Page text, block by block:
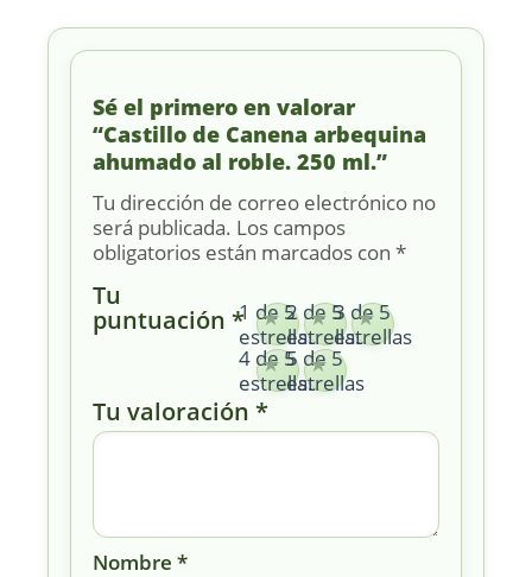
Sé el primero en valorar
“Castillo de Canena arbequina
ahumado al roble. 250 ml.”
Tu dirección de correo electrónico no
será publicada. Los campos
obligatorios están marcados con *
Tu
puntuación *1 de 5
estrellas
2 de 5
estrellas
3 de 5
estrellas
4 de 5
estrellas
5 de 5
estrellas
Tu valoración *
Nombre *